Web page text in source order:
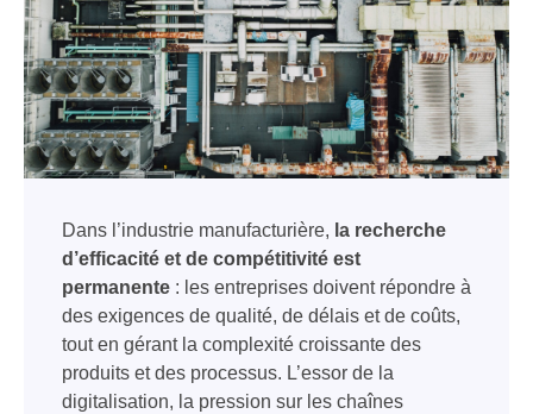
Dans l’industrie manufacturière, la recherche
d’efficacité et de compétitivité est
permanente : les entreprises doivent répondre à
des exigences de qualité, de délais et de coûts,
tout en gérant la complexité croissante des
produits et des processus. L’essor de la
digitalisation, la pression sur les chaînes